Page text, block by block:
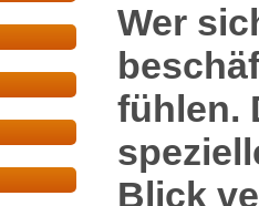
Wer
fühlen.
Blick